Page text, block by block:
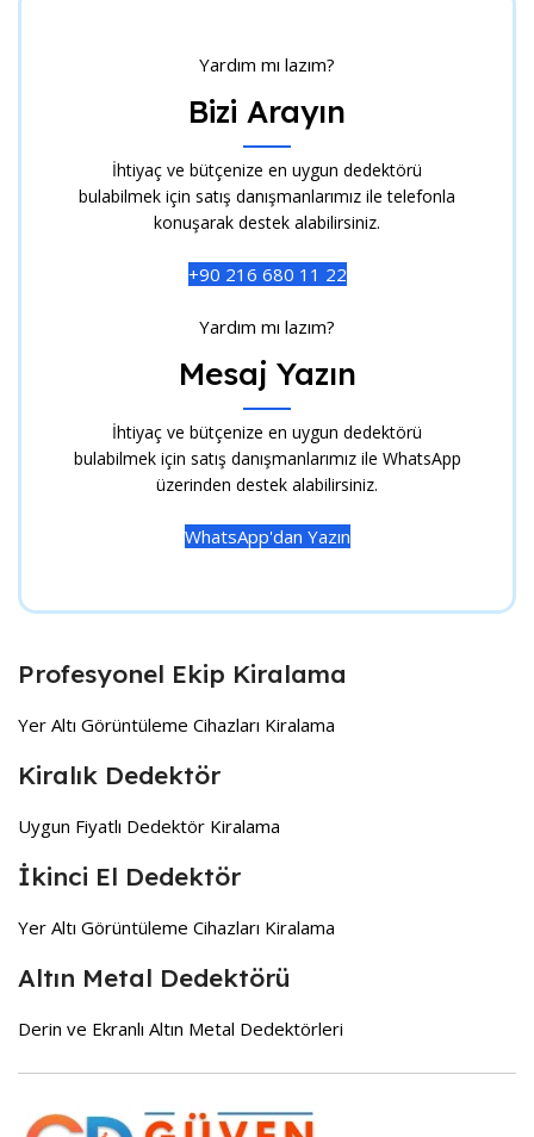
Yardım mı lazım?
Bizi Arayın
İhtiyaç ve bütçenize en uygun dedektörü
bulabilmek için satış danışmanlarımız ile telefonla
konuşarak destek alabilirsiniz.
+90 216 680 11 22
Yardım mı lazım?
Mesaj Yazın
İhtiyaç ve bütçenize en uygun dedektörü
bulabilmek için satış danışmanlarımız ile WhatsApp
üzerinden destek alabilirsiniz.
WhatsApp'dan Yazın
Profesyonel Ekip Kiralama
Yer Altı Görüntüleme Cihazları Kiralama
Kiralık Dedektör
Uygun Fiyatlı Dedektör Kiralama
İkinci El Dedektör
Yer Altı Görüntüleme Cihazları Kiralama
Altın Metal Dedektörü
Derin ve Ekranlı Altın Metal Dedektörleri